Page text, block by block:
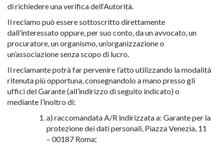
di richiedere una verifica dell‘Autorità.
Il reclamo può essere sottoscritto direttamente
dall’interessato oppure, per suo conto, da un avvocato, un
procuratore, un organismo, un’organizzazione o
un’associazione senza scopo di lucro.
Il reclamante potrà far pervenire l’atto utilizzando la modalità
ritenuta più opportuna, consegnandolo a mano presso gli
uffici del Garante (all’indirizzo di seguito indicato) o
mediante l’inoltro di:
a) raccomandata A/R indirizzata a: Garante per la
protezione dei dati personali, Piazza Venezia, 11
– 00187 Roma;